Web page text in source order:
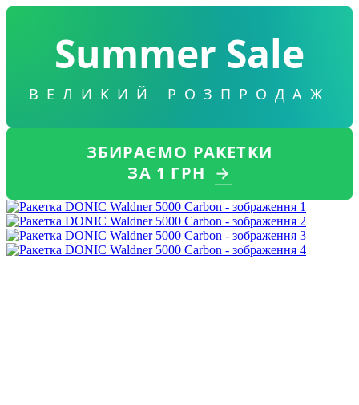
Summer Sale
ВЕЛИКИЙ РОЗПРОДАЖ
ЗБИРАЄМО РАКЕТКИ
ЗА 1 ГРН →